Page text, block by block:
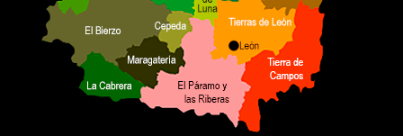
NOVEDADES
VENDEMOS TU CASA
DÓNDE COMPRAR ?